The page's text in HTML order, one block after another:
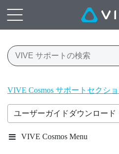
VIVE Cosmos サポートセクシ
ユーザーガイドダウンロード
VIVE Cosmos Menu